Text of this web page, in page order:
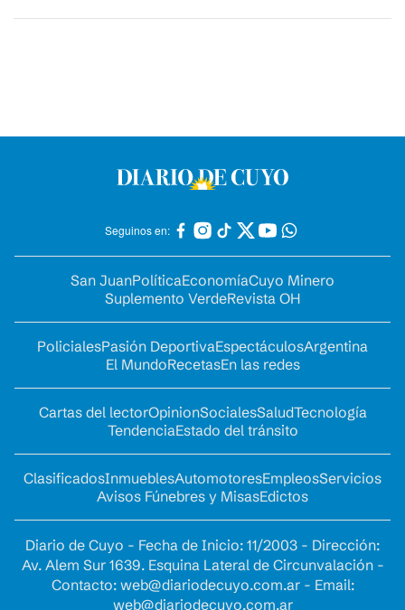
Seguinos en:
San JuanPolíticaEconomíaCuyo Minero
Suplemento VerdeRevista OH
PolicialesPasión DeportivaEspectáculosArgentina
El MundoRecetasEn las redes
Cartas del lectorOpinionSocialesSaludTecnología
TendenciaEstado del tránsito
ClasificadosInmueblesAutomotoresEmpleosServicios
Avisos Fúnebres y MisasEdictos
Diario de Cuyo - Fecha de Inicio: 11/2003 - Dirección:
Av. Alem Sur 1639. Esquina Lateral de Circunvalación -
Contacto: web@diariodecuyo.com.ar- Email:
web@diariodecuyo.com.ar